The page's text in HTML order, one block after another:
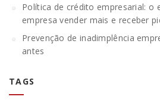
Política de crédito empresarial: o
empresa vender mais e receber
Prevenção de inadimplência
antes
TAGS